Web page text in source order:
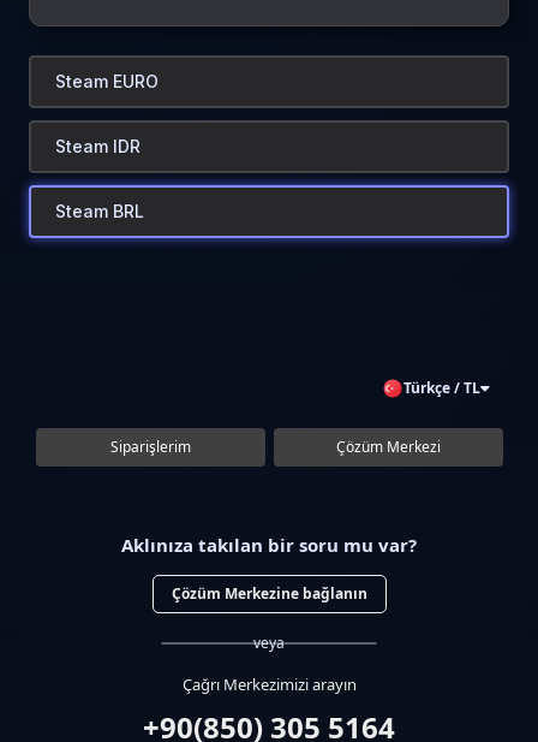
Steam EURO
Steam IDR
Steam BRL
Türkçe / TL
Siparişlerim Çözüm Merkezi
Aklınıza takılan bir soru mu var?
Çözüm Merkezine bağlanın
veya
Çağrı Merkezimizi arayın
+90(850) 305 5164